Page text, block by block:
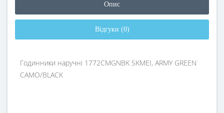
Опис
Відгуки (0)
Годинники наручні 1772CMGNBK SKMEI, ARMY GREEN
CAMO/BLACK